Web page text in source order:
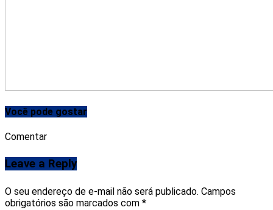
Você pode gostar
Comentar
Leave a Reply
O seu endereço de e-mail não será publicado. Campos
obrigatórios são marcados com *